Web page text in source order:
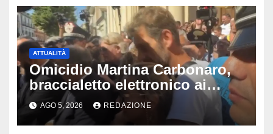
ATTUALITÀ
Omicidio Martina Carbonaro,
braccialetto elettronico ai
genitori della 14enne: non
potranno avvicinarsi alla
famiglia di Alessio Tucci
AGO 5, 2026 REDAZIONE